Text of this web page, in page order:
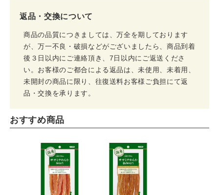
返品・交換について
商品の品質につきましては、万全を期しております
が、万一不良・破損などがございましたら、商品到着
後３日以内にご連絡頂き、7日以内にご返送くださ
い。お客様のご都合による返品は、未使用、未着用、
未開封の商品に限り、往復送料お客様ご負担にて返
品・交換を承ります。
おすすめ商品